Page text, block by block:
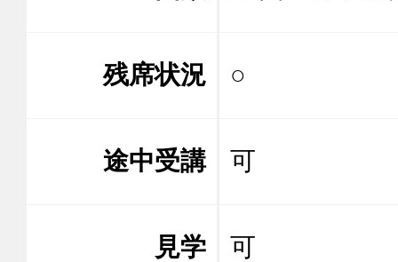
残席状況 ○
途中受講 可
見学 可